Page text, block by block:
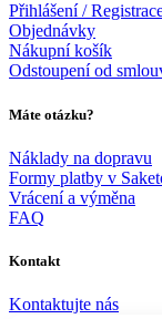
Přihlášení /
Objednávky
Nákupní košík
Odstoupení od
Máte otázku?
Náklady na dopravu
Formy platby v
Vrácení a výměna
FAQ
Kontakt
Kontaktujte nás